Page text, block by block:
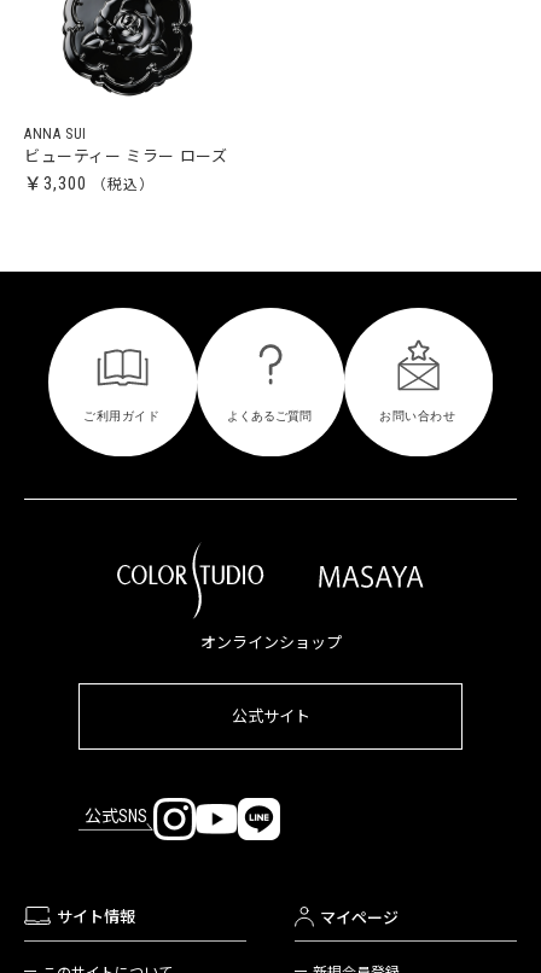
ANNA SUI
ビューティー ミラー ローズ
￥3,300
オンラインショップ
公式サイト
公式SNS
サイト情報 マイページ